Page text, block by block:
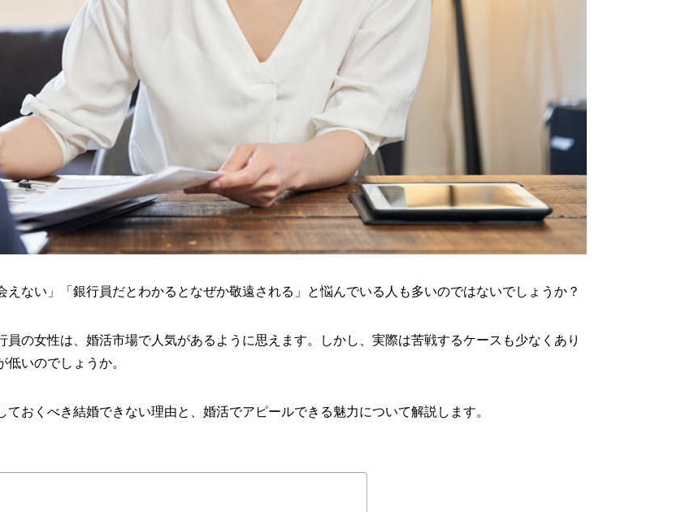
ない」「銀行員だとわかるとなぜか敬遠される」と悩んでいる人も多いのではないでしょうか？
の女性は、婚活市場で人気があるように思えます。しかし、実際は苦戦するケースも少なくあり
いのでしょうか。
おくべき結婚できない理由と、婚活でアピールできる魅力について解説します。